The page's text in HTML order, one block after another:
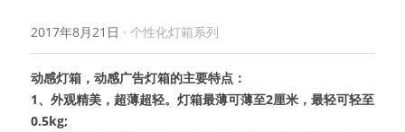
2017年8月21日 · 个性化灯箱系列
动感灯箱，动感广告灯箱的主要特点：
1、外观精美，超薄超轻。灯箱最薄可薄至2厘米，最轻可轻至
0.5kg;